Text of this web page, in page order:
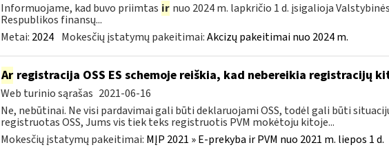
Informuojame, kad buvo priimtas ir nuo 2024 m. lapkričio 1 d. įsigalioja Valstybinės
Respublikos finansų...
Metai: 2024 Mokesčių įstatymų pakeitimai:Akcizų pakeitimai nuo 2024 m.
Arregistracija OSS ES schemoje reiškia, kad nebereikia registracijų
Web turinio sąrašas 2021-06-16
Ne, nebūtinai. Ne visi pardavimai gali būti deklaruojami OSS, todėl gali būti
registruotas OSS, Jums vis tiek teks registruotis PVM mokėtoju kitoje...
Mokesčių įstatymų pakeitimai: MĮP 2021 » E-prekyba ir PVM nuo 2021 m. liepos 1 d.